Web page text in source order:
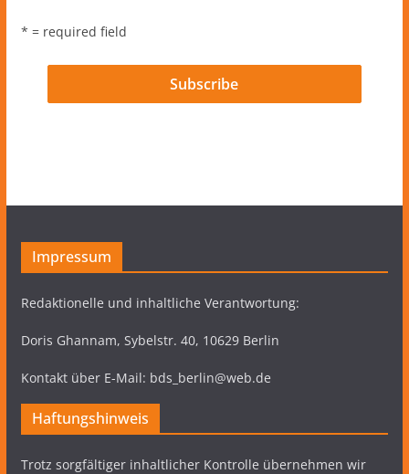
* = required field
Impressum
Redaktionelle und inhaltliche Verantwortung:
Doris Ghannam, Sybelstr. 40, 10629 Berlin
Kontakt über E-Mail: bds_berlin@web.de
Haftungshinweis
Trotz sorgfältiger inhaltlicher Kontrolle übernehmen wir